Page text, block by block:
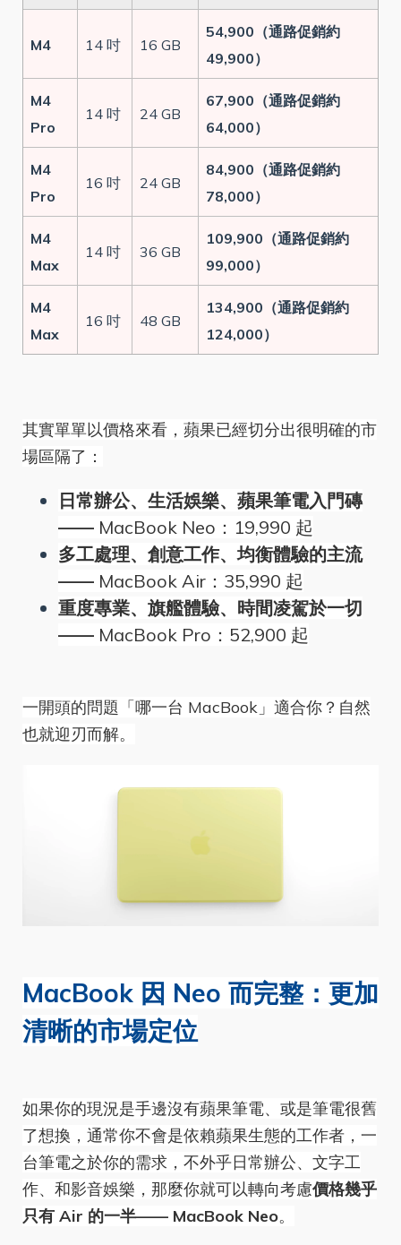
M4 14 吋 16 GB
54,900（通路促銷約
49,900）
M4
Pro
14 吋 24 GB
67,900（通路促銷約
64,000）
M4
Pro
16 吋 24 GB
84,900（通路促銷約
78,000）
M4
Max
14 吋 36 GB
109,900（通路促銷約
99,000）
M4
Max
16 吋 48 GB
134,900（通路促銷約
124,000）
其實單單以價格來看，蘋果已經切分出很明確的市
場區隔了：
日常辦公、生活娛樂、蘋果筆電入門磚
—— MacBook Neo：19,990 起
多工處理、創意工作、均衡體驗的主流
—— MacBook Air：35,990 起
重度專業、旗艦體驗、時間凌駕於一切
—— MacBook Pro：52,900 起
一開頭的問題「哪一台 MacBook」適合你？自然
也就迎刃而解。
MacBook 因 Neo 而完整：更加
清晰的市場定位
如果你的現況是手邊沒有蘋果筆電、或是筆電很舊
了想換，通常你不會是依賴蘋果生態的工作者，一
台筆電之於你的需求，不外乎日常辦公、文字工
作、和影音娛樂，那麼你就可以轉向考慮價格幾乎
只有 Air 的一半—— MacBook Neo。